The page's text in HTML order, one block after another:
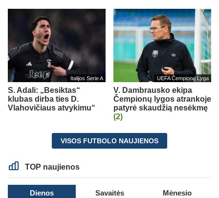
Italijos Serie A
S. Adali: „Besiktas“
klubas dirba ties D.
Vlahovičiaus atvykimu“
UEFA Čempionų Lyga
V. Dambrausko ekipa
Čempionų lygos atrankoje
patyrė skaudžią nesėkmę
(2)
VISOS FUTBOLO NAUJIENOS
TOP naujienos
Dienos Savaitės Mėnesio